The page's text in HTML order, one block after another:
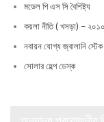
মডেল পি এস সি বৈশিষ্ট্য
কয়লা নীতি ( খসড়া) – ২০১০
নবায়ন যোগ্য জ্বালানি স্টেক
সোলার হেল্প ডেস্ক